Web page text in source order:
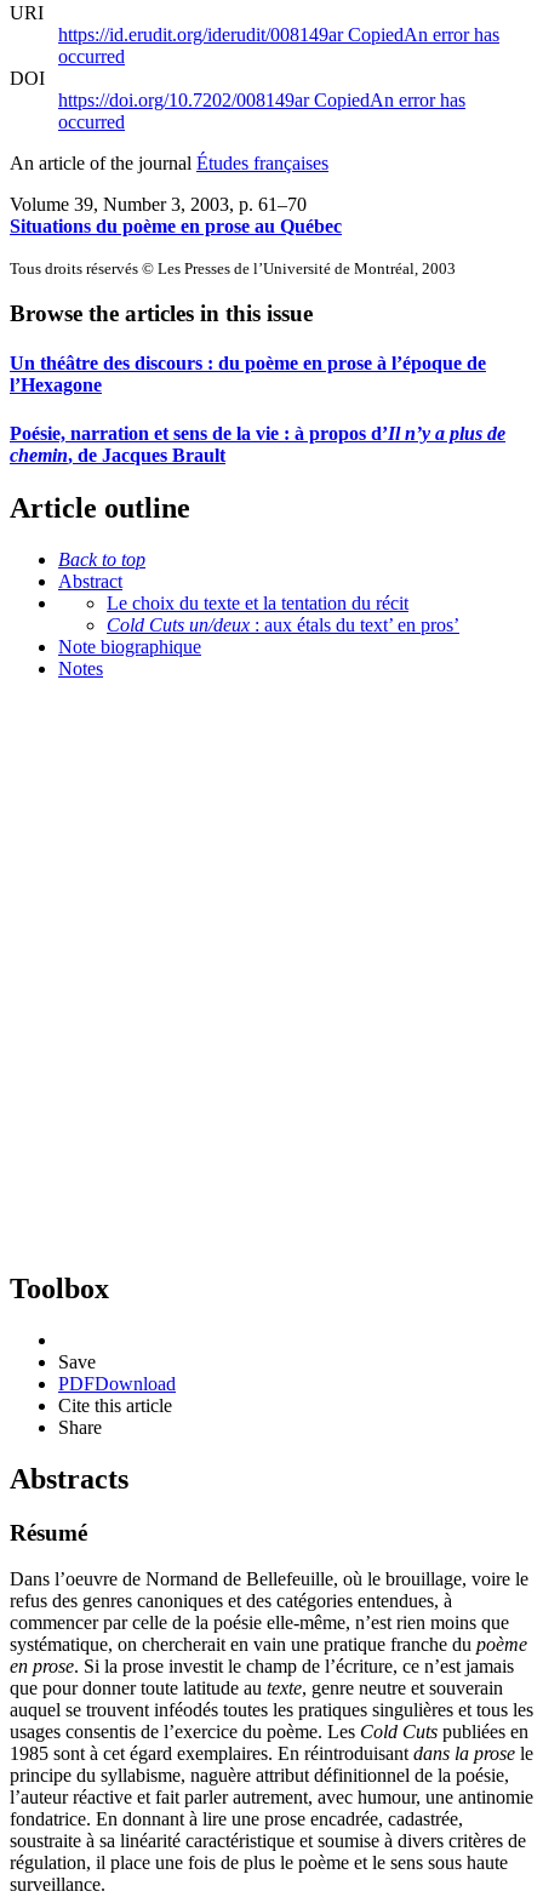
URI
https://id.erudit.org/iderudit/008149arCopiedAn error has
occurred
DOI
https://doi.org/10.7202/008149arCopiedAn error has
occurred
An article of the journal Études françaises
Volume 39, Number 3, 2003, p. 61–70
Situations du poème en prose au Québec
Tous droits réservés © Les Presses de l’Université de Montréal, 2003
Browse the articles in this issue
Un théâtre des discours : du poème en prose à l’époque de
l’Hexagone
Poésie, narration et sens de la vie : à propos d’Il n’y a plus de
chemin, de Jacques Brault
Article outline
Back to top
Abstract
Le choix du texte et la tentation du récit
Cold Cuts un/deux : aux étals du text’ en pros’
Note biographique
Notes
Toolbox
Save
PDFDownload
Cite this article
Share
Abstracts
Résumé
Dans l’oeuvre de Normand de Bellefeuille, où le brouillage, voire le
refus des genres canoniques et des catégories entendues, à
commencer par celle de la poésie elle-même, n’est rien moins que
systématique, on chercherait en vain une pratique franche du poème
en prose. Si la prose investit le champ de l’écriture, ce n’est jamais
que pour donner toute latitude au texte, genre neutre et souverain
auquel se trouvent inféodés toutes les pratiques singulières et tous les
usages consentis de l’exercice du poème. Les Cold Cuts publiées en
1985 sont à cet égard exemplaires. En réintroduisant dans la prose le
principe du syllabisme, naguère attribut définitionnel de la poésie,
l’auteur réactive et fait parler autrement, avec humour, une antinomie
fondatrice. En donnant à lire une prose encadrée, cadastrée,
soustraite à sa linéarité caractéristique et soumise à divers critères de
régulation, il place une fois de plus le poème et le sens sous haute
surveillance.